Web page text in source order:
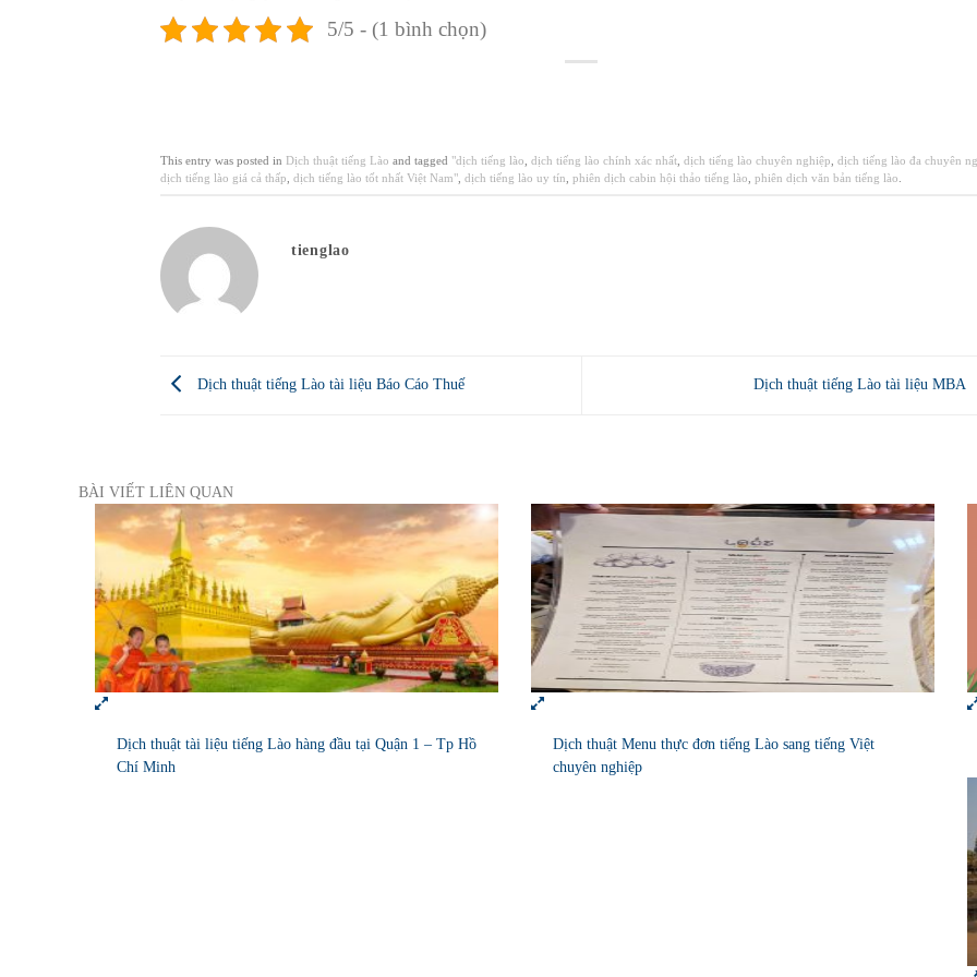
5/5 - (1 bình chọn)
This entry was posted in Dịch thuật tiếng Lào and tagged "dịch tiếng lào dịch tiếng lào chính xác nhất dịch tiếng lào chuyên nghiệp dịch tiếng lào đa chuyên
dịch tiếng lào giá cả thấp dịch tiếng lào tốt nhất Việt Nam" dịch tiếng lào uy tín phiên dịch cabin hội thảo tiếng lào phiên dịch văn bản tiếng lào
tienglao
Dịch thuật tiếng Lào tài liệu Báo Cáo Thuế Dịch thuật tiếng Lào tài liệu MBA
BÀI VIẾT LIÊN QUAN
Dịch thuật tài liệu tiếng Lào hàng đầu tại Quận 1 – Tp Hồ
Chí Minh
Dịch thuật Menu thực đơn tiếng Lào sang tiếng Việt
chuyên nghiệp